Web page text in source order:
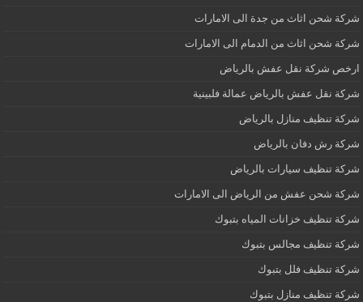
شركة شحن اثاث من جدة الى الامارات
شركة شحن اثاث من الدمام الى الامارات
ارخص شركة نقل عفش بالرياض
شركة نقل عفش بالرياض عمالة فلبينية
شركة تنظيف منازل بالرياض
شركة رش دفان بالرياض
شركة تنظيف سيارات بالرياض
شركة شحن عفش من الرياض الى الامارات
شركة تنظيف خزانات المياه بتبوك
شركة تنظيف مجالس بتبوك
شركة تنظيف فلل بتبوك
شركة تنظيف منازل بتبوك